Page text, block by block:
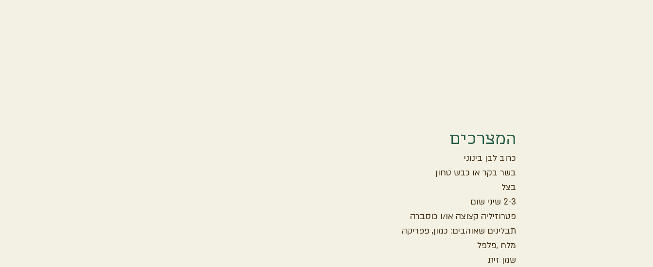
המצרכים
כרוב לבן בינוני
בשר בקר או כבש טחון
בצל
2-3 שיני שום
פטרוזיליה קצוצה או/ו כוסברה
תבלינים שאוהבים: כמון, פפריקה
מלח ,פלפל
שמן זית